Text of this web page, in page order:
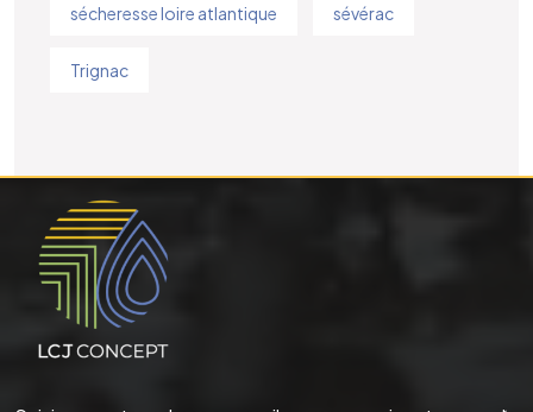
sécheresse loire atlantique sévérac
Trignac